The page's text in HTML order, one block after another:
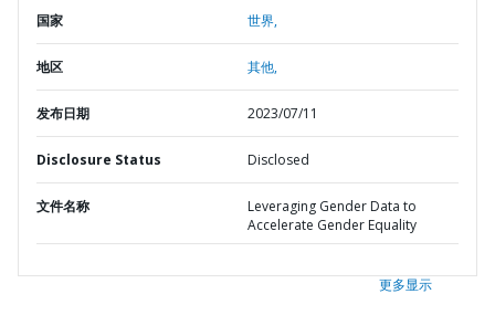
国家 世界,
地区 其他,
发布日期 2023/07/11
Disclosure Status Disclosed
文件名称
Leveraging Gender Data to
Accelerate Gender Equality
更多显示